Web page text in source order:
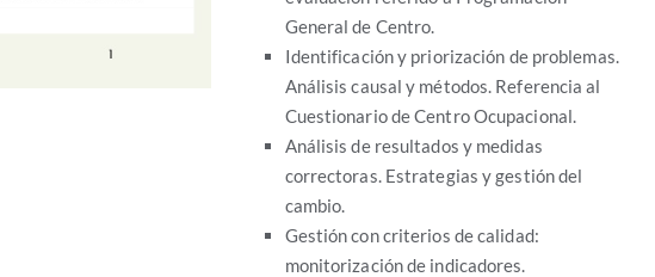
General de Centro.
Identificación y priorización de problemas.
Análisis causal y métodos. Referencia al
Cuestionario de Centro Ocupacional.
Análisis de resultados y medidas
correctoras. Estrategias y gestión del
cambio.
Gestión con criterios de calidad:
monitorización de indicadores.